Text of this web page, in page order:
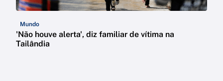
Mundo
'Não houve alerta', diz familiar de vítima na
Tailândia